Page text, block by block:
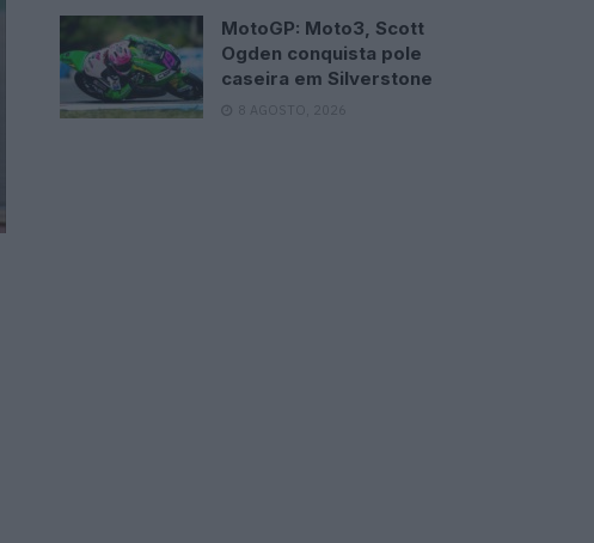
MotoGP: Moto3, Scott
Ogden conquista pole
caseira em Silverstone
8 AGOSTO, 2026